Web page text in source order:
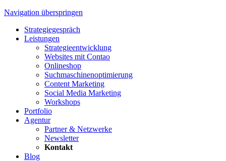
Navigation überspringen
Strategiegespräch
Leistungen
Strategieentwicklung
Websites mit Contao
Onlineshop
Suchmaschinen­optimierung
Content Marketing
Social Media Marketing
Workshops
Portfolio
Agentur
Partner & Netzwerke
Newsletter
Kontakt
Blog